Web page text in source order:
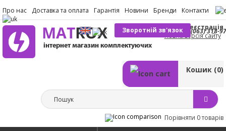
Про нас Доставка та оплата Гарантія Новини Бренди Контакти
(063) 318-
Зворотній зв'язок
Вхід Реєстрація
Кошик (0)
Повна версія сайту
Порівняти 0 товарів